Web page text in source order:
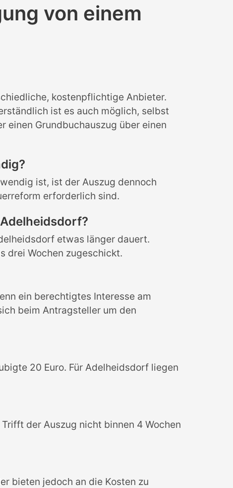
von einem
kostenpflichtige Anbieter.
ist es auch möglich, selbst
einen Grundbuchauszug über einen
ist, ist der Auszug dennoch
erforderlich sind.
etwas länger dauert.
drei Wochen zugeschickt.
ein berechtigtes Interesse am
beim Antragsteller um den
20 Euro. Für Adelheidsdorf liegen
der Auszug nicht binnen 4 Wochen
bieten jedoch an die Kosten zu